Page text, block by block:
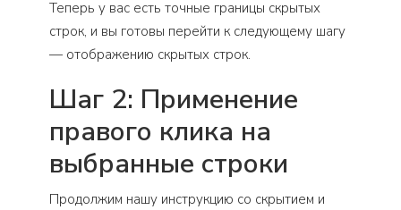
Теперь у вас есть точные границы скрытых
строк, и вы готовы перейти к следующему шагу
— отображению скрытых строк.
Шаг 2: Применение
правого клика на
выбранные строки
Продолжим нашу инструкцию со скрытием и